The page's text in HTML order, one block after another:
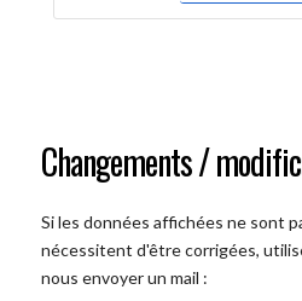
Changements /
Si les données affichées ne sont
nécessitent d'être corrigées,
nous envoyer un mail :